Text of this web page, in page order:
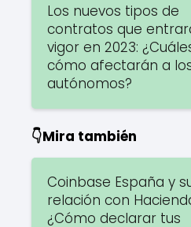
Los nuevos tipos de
contratos que
vigor en 2023:
cómo afectarán a
autónomos?
👇Mira también
Coinbase España y
relación con
¿Cómo declarar tus